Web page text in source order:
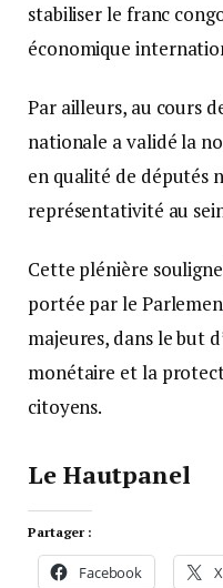
stabiliser le franc
économique
Par ailleurs, au cours
nationale a validé la
en qualité de députés
représentativité au
Cette plénière
portée par le
majeures, dans le but
monétaire et la
citoyens.
Le Hautpanel
Partager :
Facebook X